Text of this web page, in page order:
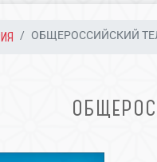
ОБЩЕРОССИЙСКИЙ